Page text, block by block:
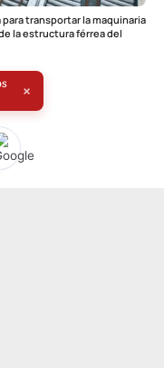
transportar la maquinaria
la estructura férrea del
×